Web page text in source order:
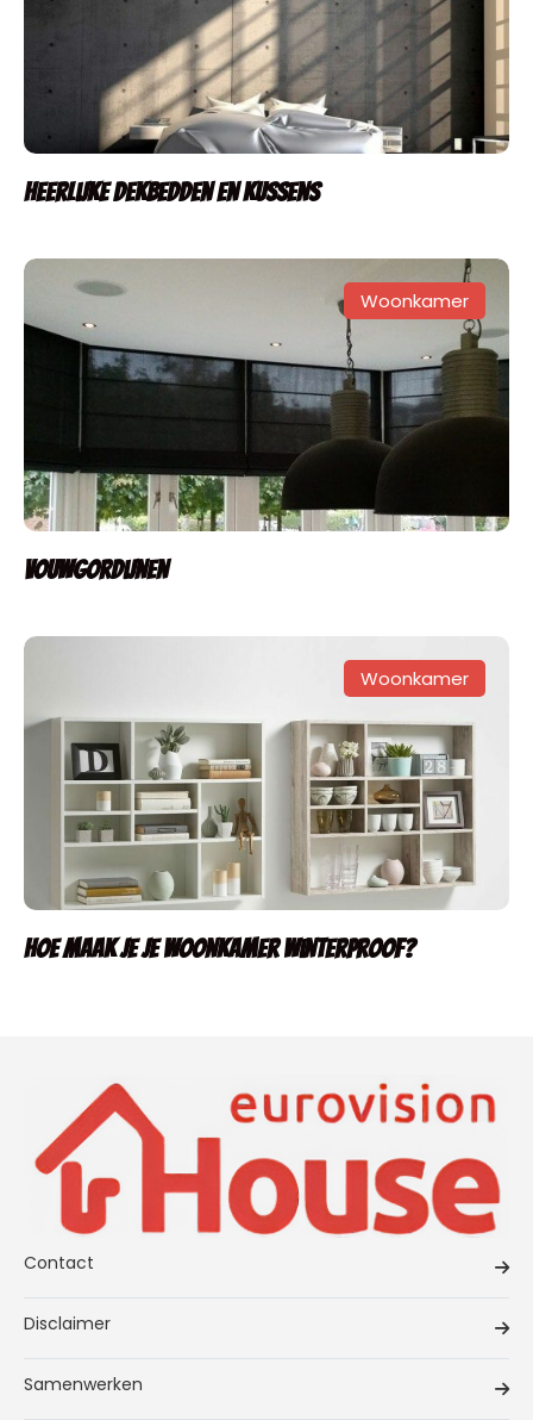
Heerlijke dekbedden en kussens
Woonkamer
Vouwgordijnen
Woonkamer
Hoe maak je je woonkamer winterproof?
Contact
Disclaimer
Samenwerken